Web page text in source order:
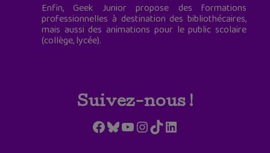
Enfin, Geek Junior propose des formations
professionnelles à destination des bibliothécaires,
mais aussi des animations pour le public scolaire
(collège, lycée).
Suivez-nous !
Facebook
Bluesky
YouTube
Instagram
TikTokLinkedIn